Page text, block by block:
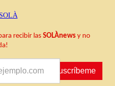
recibir las SOLÀnewsy no
Suscríbeme